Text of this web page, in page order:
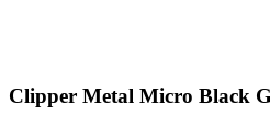
Clipper Metal Micro Black